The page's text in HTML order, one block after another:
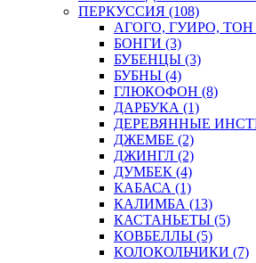
ПЕРКУССИЯ (108)
АГОГО, ГУИРО, ТОН
БОНГИ (3)
БУБЕНЦЫ (3)
БУБНЫ (4)
ГЛЮКОФОН (8)
ДАРБУКА (1)
ДЕРЕВЯННЫЕ
ДЖЕМБЕ (2)
ДЖИНГЛ (2)
ДУМБЕК (4)
КАБАСА (1)
КАЛИМБА (13)
КАСТАНЬЕТЫ (5)
КОВБЕЛЛЫ (5)
КОЛОКОЛЬЧИКИ (7)